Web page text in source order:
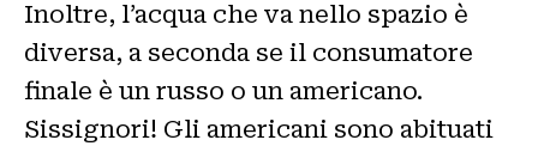
Inoltre, l’acqua che va nello spazio è
diversa, a seconda se il consumatore
finale è un russo o un americano.
Sissignori! Gli americani sono abituati